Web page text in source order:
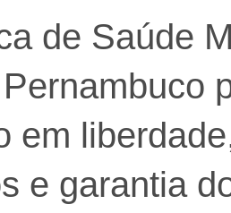
de Saúde
em
e garantia